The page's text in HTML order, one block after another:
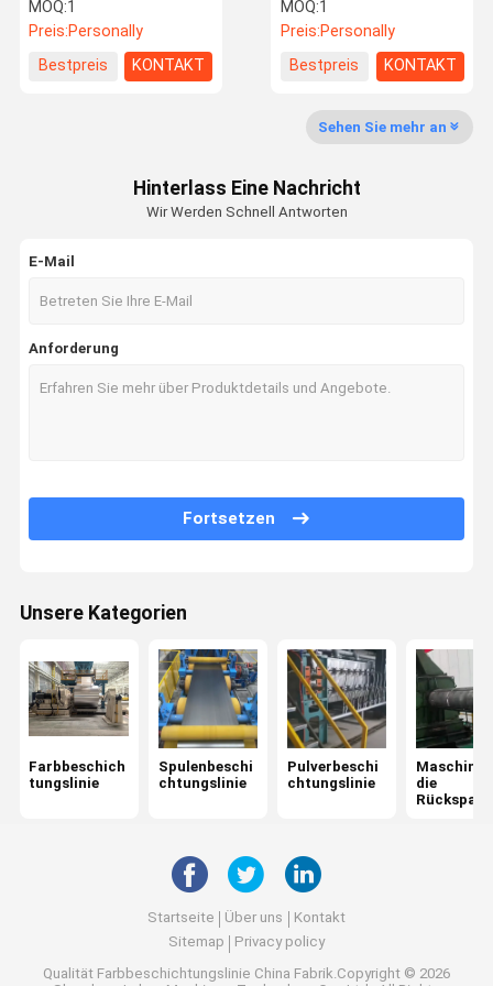
Fabrik Tour
Qualitätskon
Trolle
Kontakt Nachrichten
Farbbeschichtungslinie
Uncoiler
Maschinen zum Spalten von mehreren Spulen
Aufschlitzen der Linie
Spirale Schere Linie
mit anpassbarer Farbe
Geschwindigkeit 50-
MOQ:1
Preis:Personally
Bestpreis
KONTAKT
Beschichtung
MOQ:1
Preis:Personally
Bestpreis
KONTAKT
Sehen Sie mehr an
Hinterlass Eine Nachricht
Wir Werden Schnell Antworten
E-Mail
Anforderung
Fortsetzen
Unsere Kategorien
Farbbeschich
tungslinie
Spulenbeschi
chtungslinie
Pulverbeschi
chtungslinie
Maschine
die
Startseite Über uns
Kontakt
Sitemap
Privacy policy
Qualität Farbbeschichtungslinie China Fabrik.Copyright © 2026